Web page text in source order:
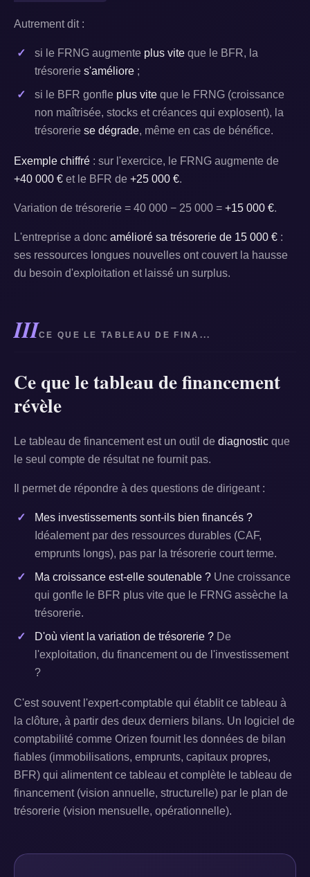
Autrement dit :
si le FRNG augmente plus vite que le BFR, la
trésorerie s'améliore ;
si le BFR gonfle plus vite que le FRNG (croissance
non maîtrisée, stocks et créances qui explosent), la
trésorerie se dégrade, même en cas de bénéfice.
Exemple chiffré : sur l'exercice, le FRNG augmente de
+40 000 € et le BFR de +25 000 €.
Variation de trésorerie = 40 000 − 25 000 = +15 000 €.
L'entreprise a donc amélioré sa trésorerie de 15 000 € :
ses ressources longues nouvelles ont couvert la hausse
du besoin d'exploitation et laissé un surplus.
IIICE QUE LE TABLEAU DE FINA...
Ce que le tableau de financement
révèle
Le tableau de financement est un outil de diagnostic que
le seul compte de résultat ne fournit pas.
Il permet de répondre à des questions de dirigeant :
Mes investissements sont-ils bien financés ?
Idéalement par des ressources durables (CAF,
emprunts longs), pas par la trésorerie court terme.
Ma croissance est-elle soutenable ? Une croissance
qui gonfle le BFR plus vite que le FRNG assèche la
trésorerie.
D'où vient la variation de trésorerie ? De
l'exploitation, du financement ou de l'investissement
?
C'est souvent l'expert-comptable qui établit ce tableau à
la clôture, à partir des deux derniers bilans. Un logiciel de
comptabilité comme Orizen fournit les données de bilan
fiables (immobilisations, emprunts, capitaux propres,
BFR) qui alimentent ce tableau et complète le tableau de
financement (vision annuelle, structurelle) par le plan de
trésorerie (vision mensuelle, opérationnelle).